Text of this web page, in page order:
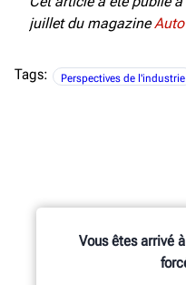
juillet du magazine
Tags: Perspectives de l'industrie
Vous êtes arrivé